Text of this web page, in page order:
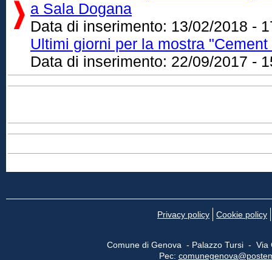
a Sala Dogana
Data di inserimento: 13/02/2018 -
Ultimi giorni per la mostra
Data di inserimento: 22/09/2017 -
Privacy policy Cookie policy
Comune di Genova - Palazzo Tursi -
Pec: